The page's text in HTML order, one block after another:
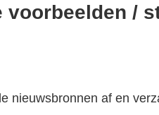
/
nieuwsbronnen af en